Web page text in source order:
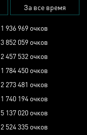
За все время
1 936 969 очков
3 852 059 очков
2 457 532 очков
1 784 450 очков
2 273 481 очков
1 740 194 очков
5 137 020 очков
2 524 335 очков